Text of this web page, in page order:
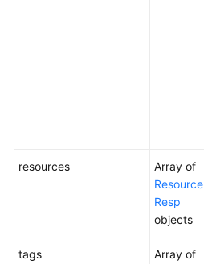
resources
Array of
Resource
Resp
objects
tags
Array of